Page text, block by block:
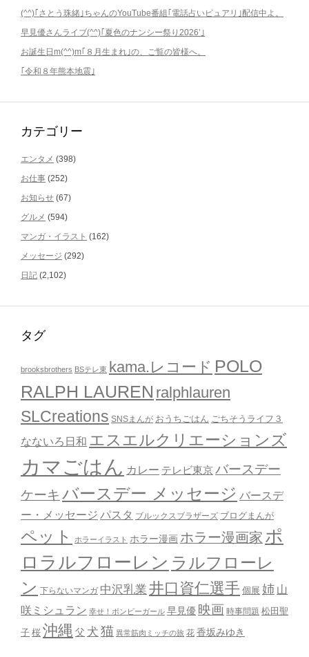
(^^)｢さとう珠緒｣ちゃんのYouTube番組｢電話占いピュアリ｣配信中よ。
早見優さんライブ(^^)｢夏色のナンシー祭り2026’｣
お誕生日m(^^)m｢８月生まれ｣の、ご覧の皆様へ。
｢令和８年熊本地震｣
カテゴリー
エンタメ (398)
お仕事 (252)
お知らせ (67)
グルメ (594)
マンガ・イラスト (162)
メッセージ (292)
日記 (2,102)
タグ
brooksbrothers BSテレ東 kama.レコード POLO
RALPH LAUREN ralphlauren
SLCreations SNSまんが おうちごはん ごちそうライフ３
なないろ日和 エスエルクリエーションズ
カマごはん カレー テレビ東京バースデー
ケーキ バースデー メッセージ バースデ
ー・メッセージ パスタ ブルックスブラザーズ ブログまんが
ペット ホラーイラスト ホラー漫画 ホラー漫画家 ポ
ロラルフローレン ラルフローレ
ン 下らないマンガ 中沢乳業 井口資仁選手 個展 姉 山
咲ミシュラン 幸せ！ボンビーガール 早見優 映画 時事問題 松田聖
子 桜 沖縄 父 犬 猫 異常筋肉ミッチの旅 花 香坂みゆき